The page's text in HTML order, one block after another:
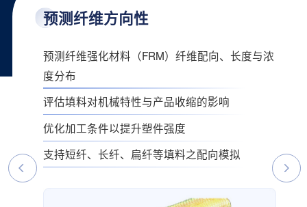
预测纤维方向性
预测纤维强化材料（FRM）纤维配向、长度与浓
度分布
评估填料对机械特性与产品收缩的影响
优化加工条件以提升塑件强度
支持短纤、长纤、扁纤等填料之配向模拟